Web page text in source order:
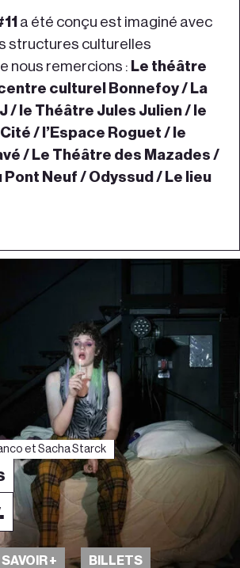
a été conçu est imaginé avec
structures culturelles
nous remercions : Le théâtre
culturel Bonnefoy / La
/ le Théâtre Jules Julien / le
/ l’Espace Roguet / le
/ Le Théâtre des Mazades /
Pont Neuf / Odyssud / Le lieu
et Sacha Starck
SAVOIR + BILLETS